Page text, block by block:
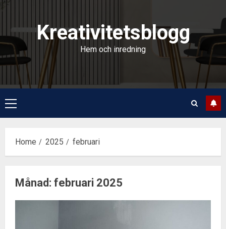
Skip
content
Kreativitetsblogg
Hem och inredning
Primary
Menu
Home 2025 februari
Månad: februari 2025